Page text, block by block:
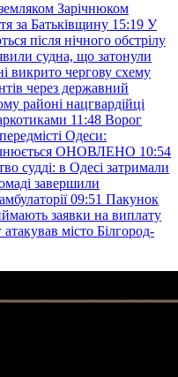
Зарічнюком
за Батьківщину 15:19 У
після нічного обстрілу
судна, що затонули
викрито чергову схему
через державний
районі нацгвардійці
11:48 Ворог
Одеси:
ОНОВЛЕНО 10:54
судді: в Одесі затримали
завершили
09:51 Пакунок
заявки на виплату
місто Білгород-